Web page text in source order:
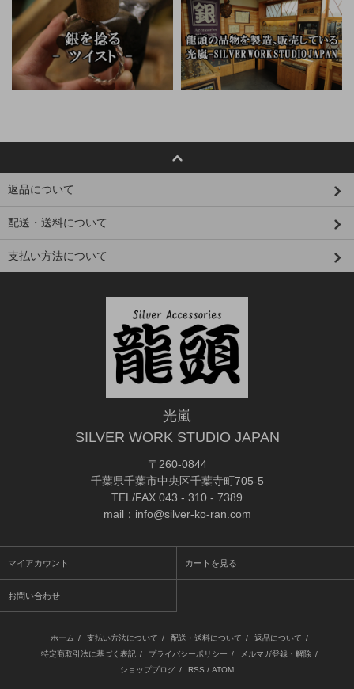
返品について
配送・送料について
支払い方法について
光嵐
SILVER WORK STUDIO JAPAN
〒260-0844
千葉県千葉市中央区千葉寺町705-5
TEL/FAX.043 - 310 - 7389
mail：info@silver-ko-ran.com
マイアカウント カートを見る
お問い合わせ
ホーム / 支払い方法について / 配送・送料について / 返品について /
特定商取引法に基づく表記 / プライバシーポリシー / メルマガ登録・解除 /
ショップブログ / RSS / ATOM